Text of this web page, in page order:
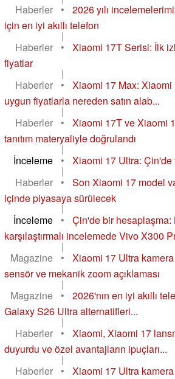
Haberler
•
2026 yılı
için en iyi akıllı telefon
|
Haberler
•
Xiaomi 17T Serisi: İlk
fiyatlar
|
Haberler
•
Xiaomi 17 Max:
uygun fiyatlarla nereden satın alab...
|
Haberler
•
Xiaomi 17T ve Xiaomi
tanıtım materyaliyle doğrulandı
|
İnceleme
• Xiaomi 17 Ultra: Çin'de
|
Haberler
•
Son Xiaomi 17 model
içinde piyasaya sürülecek
|
İnceleme
•
Çin'de bir hesaplaşma:
karşılaştırmalı incelemede Vivo X300
|
Magazine
•
Xiaomi 17 Ultra
sensör ve mekanik zoom açıklaması
|
Magazine
•
2026'nın en iyi akıllı
Galaxy S26 Ultra alternatifleri...
|
Haberler
•
Xiaomi, Xiaomi 17
duyurdu ve özel avantajların ipuçları...
|
Haberler
•
Xiaomi 17 Ultra